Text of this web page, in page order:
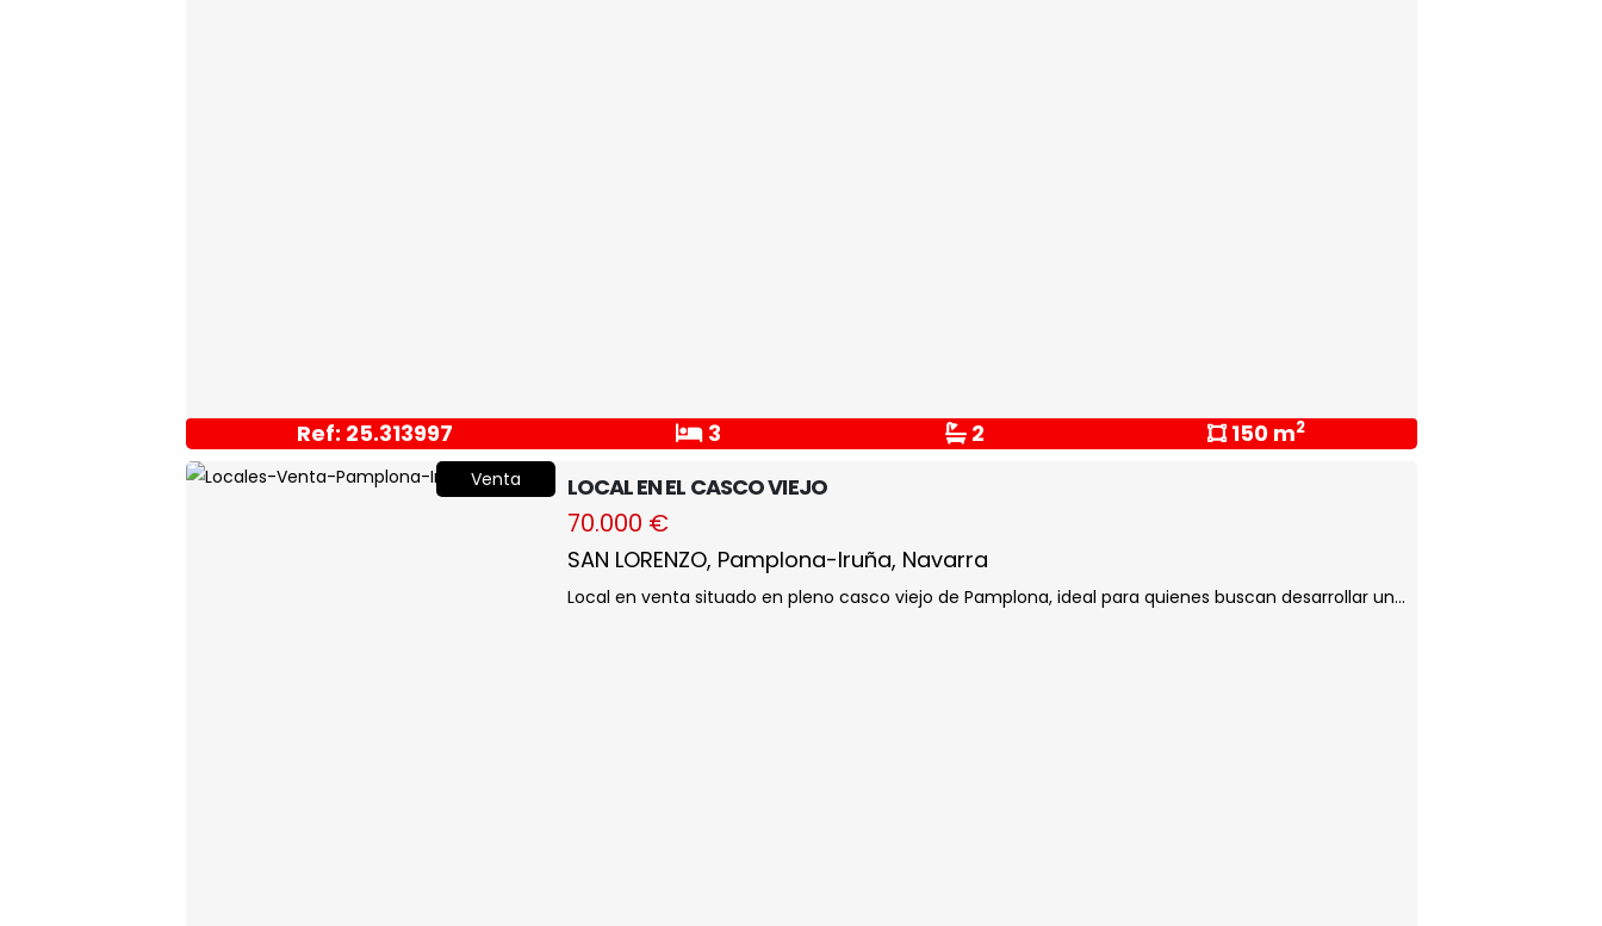
Ref: 25.313997 3 2 150 m2
Venta LOCAL EN EL CASCO VIEJO
70.000 €
SAN LORENZO, Pamplona-Iruña, Navarra
Local en venta situado en pleno casco viejo de Pamplona, ideal para quienes buscan desarrollar un...